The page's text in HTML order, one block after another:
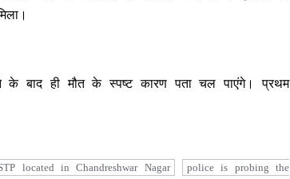
के बाद ही मौत के स्पष्ट कारण पता चल पाएंगे। प्रथम
located in Chandreshwar Nagar
police is probing the